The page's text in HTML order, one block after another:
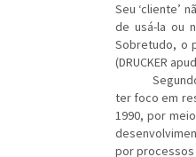
Seu ‘cliente’
de usá-la ou
Sobretudo, o
(DRUCKER
Segundo
ter foco em
1990, por
por processos